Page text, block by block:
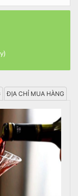
ĐỊA CHỈ MUA HÀNG